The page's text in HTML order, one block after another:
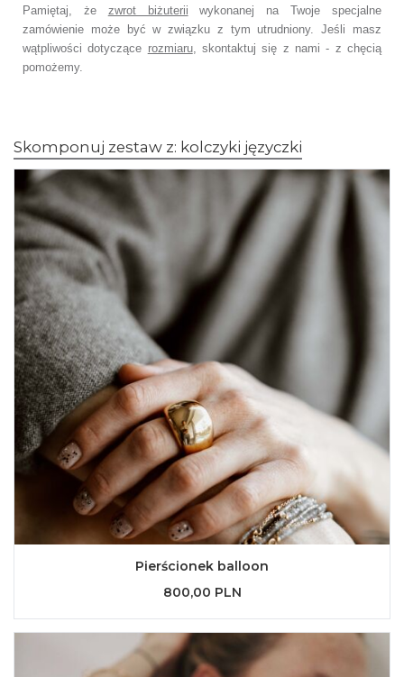
Pamiętaj, że zwrot biżuterii wykonanej na Twoje specjalne
zamówienie może być w związku z tym utrudniony. Jeśli masz
wątpliwości dotyczące rozmiaru, skontaktuj się z nami - z chęcią
pomożemy.
Skomponuj zestaw z: kolczyki języczki
Pierścionek balloon
800,00 PLN